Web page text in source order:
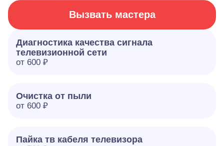
Вызвать мастера
Диагностика качества сигнала
телевизионной сети
от 600 ₽
Очистка от пыли
от 600 ₽
Пайка тв кабеля телевизора